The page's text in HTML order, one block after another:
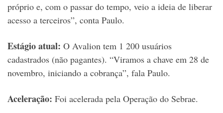
próprio e, com o passar do tempo, veio a ideia de liberar
acesso a terceiros”, conta Paulo.
Estágio atual: O Avalion tem 1 200 usuários
cadastrados (não pagantes). “Viramos a chave em 28 de
novembro, iniciando a cobrança”, fala Paulo.
Aceleração: Foi acelerada pela Operação do Sebrae.